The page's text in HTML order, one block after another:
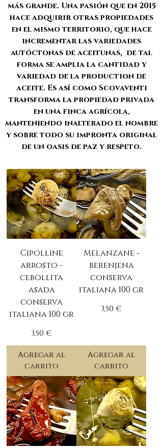
más grande. Una pasión que en 2015
hace adquirir otras propiedades
en el mismo territorio, que hace
incrementar las variedades
autóctonas de aceitunas, de tal
forma se amplia la cantidad y
variedad de la production de
aceite. Es así como Scovaventi
transforma la propiedad privada
en una finca agrícola,
manteniendo inalterado el nombre
y sobre todo su impronta original
de un oasis de paz y respeto.
Cipolline
arrosto -
cebollita
asada
conserva
italiana 100 gr
Precio
3,50 €
Agregar al
carrito
Melanzane -
berenjena
conserva
italiana 100 gr
Precio
3,50 €
Agregar al
carrito